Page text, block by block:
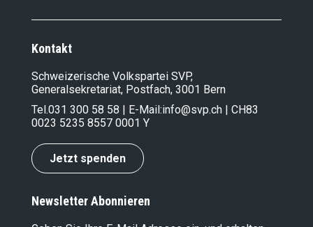
Kontakt
Schweizerische Volkspartei SVP,
Generalsekretariat, Postfach, 3001 Bern
Tel.031 300 58 58 | E-Mail:info@svp.ch | CH83
0023 5235 8557 0001 Y
Jetzt spenden
Newsletter Abonnieren